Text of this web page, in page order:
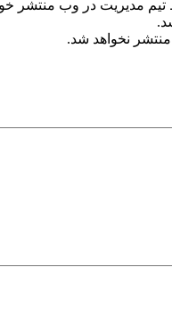
تیم مدیریت در وب منتشر
منتشر نخواهد شد.